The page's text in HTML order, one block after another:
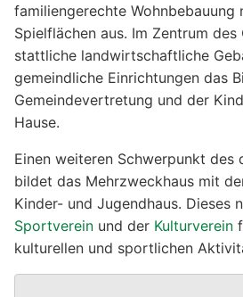
familiengerechte Wohnbebauung
Spielflächen aus. Im Zentrum
stattliche landwirtschaftliche
gemeindliche Einrichtungen das
Gemeindevertretung und der
Hause.
Einen weiteren Schwerpunkt des
bildet das Mehrzweckhaus mit
Kinder- und Jugendhaus. Dieses
Sportverein und der Kulturverein
kulturellen und sportlichen